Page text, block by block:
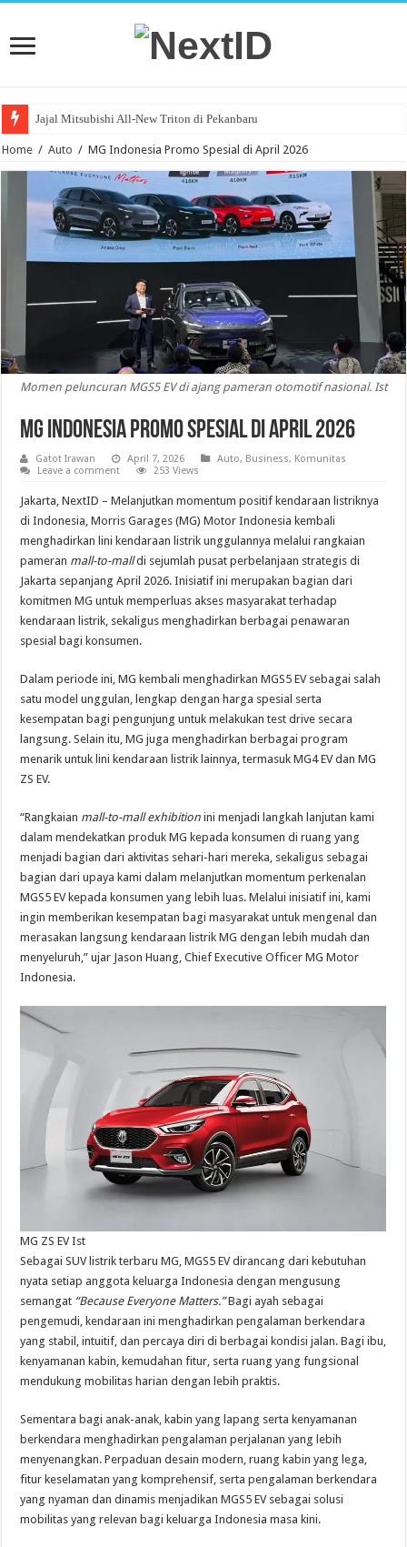
Jajal Mitsubishi All-New Triton di Pekanbaru
Home / Auto / MG Indonesia Promo Spesial di April 2026
Momen peluncuran MGS5 EV di ajang pameran otomotif nasional. Ist
MG Indonesia Promo Spesial di April 2026
Gatot Irawan April 7, 2026 Auto, Business, Komunitas
Leave a comment
253 Views
Jakarta, NextID – Melanjutkan momentum positif kendaraan listriknya
di Indonesia, Morris Garages (MG) Motor Indonesia kembali
menghadirkan lini kendaraan listrik unggulannya melalui rangkaian
pameran mall-to-malldi sejumlah pusat perbelanjaan strategis di
Jakarta sepanjang April 2026. Inisiatif ini merupakan bagian dari
komitmen MG untuk memperluas akses masyarakat terhadap
kendaraan listrik, sekaligus menghadirkan berbagai penawaran
spesial bagi konsumen.
Dalam periode ini, MG kembali menghadirkan MGS5 EV sebagai salah
satu model unggulan, lengkap dengan harga spesial serta
kesempatan bagi pengunjung untuk melakukan test drive secara
langsung. Selain itu, MG juga menghadirkan berbagai program
menarik untuk lini kendaraan listrik lainnya, termasuk MG4 EV dan MG
ZS EV.
“Rangkaian mall-to-mall exhibition ini menjadi langkah lanjutan kami
dalam mendekatkan produk MG kepada konsumen di ruang yang
menjadi bagian dari aktivitas sehari-hari mereka, sekaligus sebagai
bagian dari upaya kami dalam melanjutkan momentum perkenalan
MGS5 EV kepada konsumen yang lebih luas. Melalui inisiatif ini, kami
ingin memberikan kesempatan bagi masyarakat untuk mengenal dan
merasakan langsung kendaraan listrik MG dengan lebih mudah dan
menyeluruh,” ujar Jason Huang, Chief Executive Officer MG Motor
Indonesia.
MG ZS EV Ist
Sebagai SUV listrik terbaru MG, MGS5 EV dirancang dari kebutuhan
nyata setiap anggota keluarga Indonesia dengan mengusung
semangat “Because Everyone Matters.”Bagi ayah sebagai
pengemudi, kendaraan ini menghadirkan pengalaman berkendara
yang stabil, intuitif, dan percaya diri di berbagai kondisi jalan. Bagi ibu,
kenyamanan kabin, kemudahan fitur, serta ruang yang fungsional
mendukung mobilitas harian dengan lebih praktis.
Sementara bagi anak-anak, kabin yang lapang serta kenyamanan
berkendara menghadirkan pengalaman perjalanan yang lebih
menyenangkan. Perpaduan desain modern, ruang kabin yang lega,
fitur keselamatan yang komprehensif, serta pengalaman berkendara
yang nyaman dan dinamis menjadikan MGS5 EV sebagai solusi
mobilitas yang relevan bagi keluarga Indonesia masa kini.